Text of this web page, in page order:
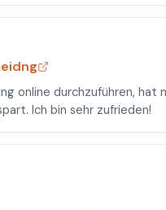
online durchzuführen,
Ich bin sehr zufrieden!